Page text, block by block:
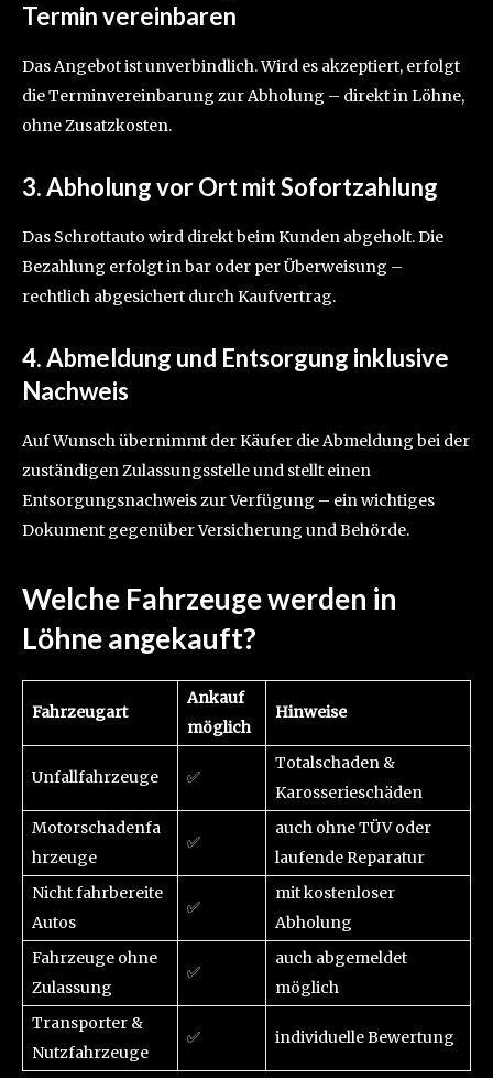
Termin vereinbaren
Das Angebot ist unverbindlich. Wird es akzeptiert, erfolgt
die Terminvereinbarung zur Abholung – direkt in Löhne,
ohne Zusatzkosten.
3. Abholung vor Ort mit Sofortzahlung
Das Schrottauto wird direkt beim Kunden abgeholt. Die
Bezahlung erfolgt in bar oder per Überweisung –
rechtlich abgesichert durch Kaufvertrag.
4. Abmeldung und Entsorgung inklusive
Nachweis
Auf Wunsch übernimmt der Käufer die Abmeldung bei der
zuständigen Zulassungsstelle und stellt einen
Entsorgungsnachweis zur Verfügung – ein wichtiges
Dokument gegenüber Versicherung und Behörde.
Welche Fahrzeuge werden in
Löhne angekauft?
Fahrzeugart
Ankauf
möglich
Hinweise
Unfallfahrzeuge ✅
Totalschaden &
Karosserieschäden
Motorschadenfa
hrzeuge
✅
auch ohne TÜV oder
laufende Reparatur
Nicht fahrbereite
Autos
✅
mit kostenloser
Abholung
Fahrzeuge ohne
Zulassung
✅
auch abgemeldet
möglich
Transporter &
Nutzfahrzeuge
✅ individuelle Bewertung